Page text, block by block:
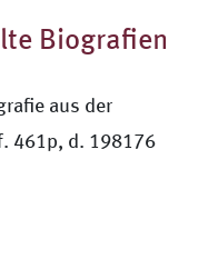
Biografien